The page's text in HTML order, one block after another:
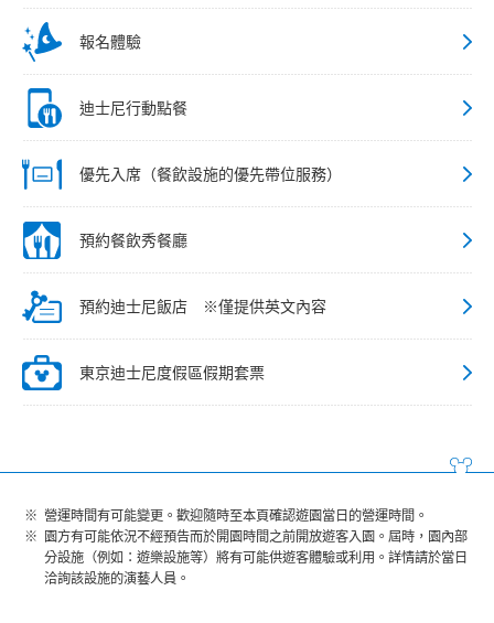
報名體驗
迪士尼行動點餐
優先入席（餐飲設施的優先帶位服務）
預約餐飲秀餐廳
預約迪士尼飯店 ※僅提供英文內容
東京迪士尼度假區假期套票
營運時間有可能變更。歡迎隨時至本頁確認遊園當日的營運時間。
園方有可能依況不經預告而於開園時間之前開放遊客入園。屆時，園內部
分設施（例如：遊樂設施等）將有可能供遊客體驗或利用。詳情請於當日
洽詢該設施的演藝人員。